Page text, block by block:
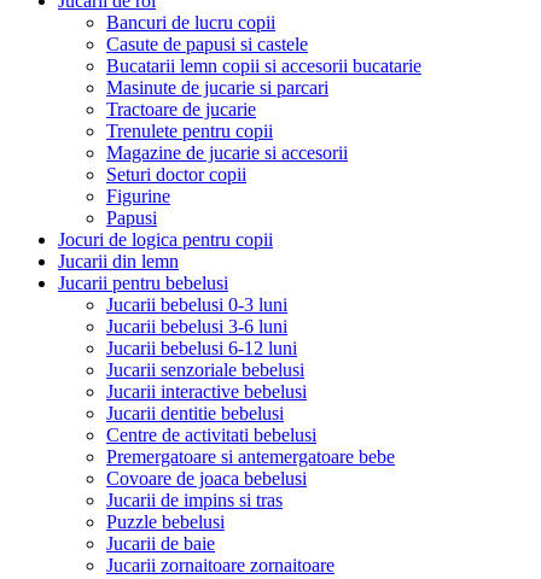
Bancuri de lucru copii
Casute de papusi si castele
Bucatarii lemn copii si accesorii bucatarie
Masinute de jucarie si parcari
Tractoare de jucarie
Trenulete pentru copii
Magazine de jucarie si accesorii
Seturi doctor copii
Figurine
Papusi
Jocuri de logica pentru copii
Jucarii din lemn
Jucarii pentru bebelusi
Jucarii bebelusi 0-3 luni
Jucarii bebelusi 3-6 luni
Jucarii bebelusi 6-12 luni
Jucarii senzoriale bebelusi
Jucarii interactive bebelusi
Jucarii dentitie bebelusi
Centre de activitati bebelusi
Premergatoare si antemergatoare bebe
Covoare de joaca bebelusi
Jucarii de impins si tras
Puzzle bebelusi
Jucarii de baie
Jucarii zornaitoare zornaitoare